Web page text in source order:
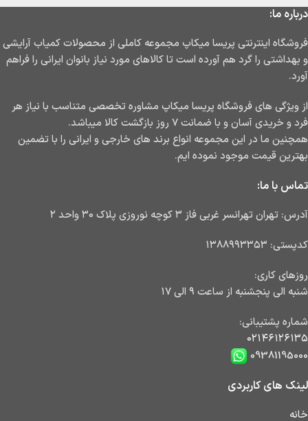
درباره ما:
فروشگاه اینترنتی پریسا میکاپ مجموعه کاملی از محصولات کمیاب آرایشی
و بهداشتی را گرد هم آورده است تا کالاهای مورد نیاز بانوان ایرانی را فراهم
آورد.
از ویژگی های فروشگاه پریسا میکاپ مشاوره تخصصی متناسب با نیاز هر
فرد و خریدی آسان و با ضمانت ۷ روز بازگشت کالا میباشد.
همچنین ما در این مجموعه انواع برند های خارجی و ایرانی را با تضمین
بهترین قیمت موجود نموده ایم.
تماس با ما:
آدرس: تهران تهرانسر غربی فاز ۳ کوچه نوروزی پلاک ۳۰ واحد ۲
کدپستی: ۱۳۸۸۹۹۳۳۵۳
روزهای کاری:
شنبه الی پنجشنبه از ساعت ۹ الی ۱۷
شماره پشتیبانی:
۰۲۱۴۶۱۲۶۱۳۵
09381195000
لینک های کاربردی
خانه